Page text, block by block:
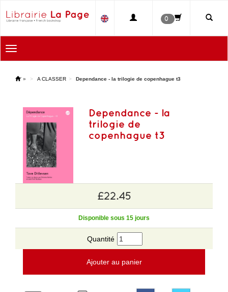
0
Toggle
navigation
' » A CLASSER Dependance - la trilogie de copenhague t3
Dependance - la
trilogie de
copenhague t3
£22.45
Disponible sous 15 jours
Quantité
Ajouter au panier